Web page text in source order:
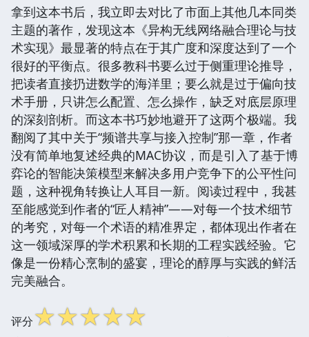
拿到这本书后，我立即去对比了市面上其他几本同类
主题的著作，发现这本《异构无线网络融合理论与技
术实现》最显著的特点在于其广度和深度达到了一个
很好的平衡点。很多教科书要么过于侧重理论推导，
把读者直接扔进数学的海洋里；要么就是过于偏向技
术手册，只讲怎么配置、怎么操作，缺乏对底层原理
的深刻剖析。而这本书巧妙地避开了这两个极端。我
翻阅了其中关于“频谱共享与接入控制”那一章，作者
没有简单地复述经典的MAC协议，而是引入了基于博
弈论的智能决策模型来解决多用户竞争下的公平性问
题，这种视角转换让人耳目一新。阅读过程中，我甚
至能感觉到作者的“匠人精神”——对每一个技术细节
的考究，对每一个术语的精准界定，都体现出作者在
这一领域深厚的学术积累和长期的工程实践经验。它
像是一份精心烹制的盛宴，理论的醇厚与实践的鲜活
完美融合。
评分☆☆☆☆☆